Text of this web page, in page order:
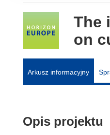
The
on
Arkusz informacyjny
Opis projektu